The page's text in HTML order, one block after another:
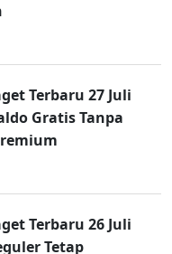
Terbaru 27 Juli
Gratis Tanpa
Terbaru 26 Juli
Tetap